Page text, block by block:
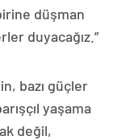
düşman
duyacağız.”
bazı güçler
yaşama
değil,